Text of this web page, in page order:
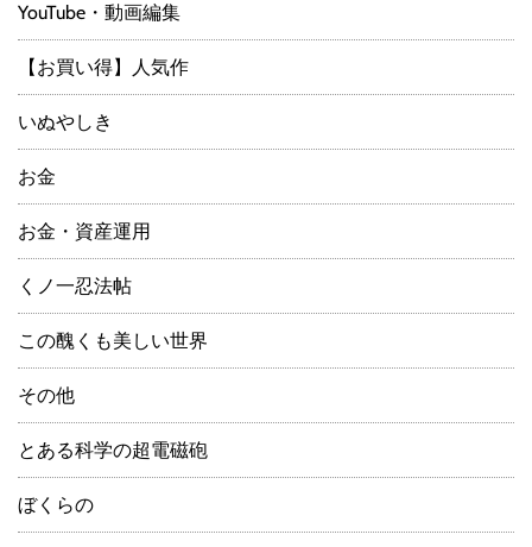
YouTube・動画編集
【お買い得】人気作
いぬやしき
お金
お金・資産運用
くノ一忍法帖
この醜くも美しい世界
その他
とある科学の超電磁砲
ぼくらの